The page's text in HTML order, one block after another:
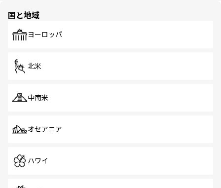
で、ホーカーズは地元の風情を楽しめる外せないスポット
国と地域
ヨーロッパ
北米
中南米
オセアニア
ハワイ